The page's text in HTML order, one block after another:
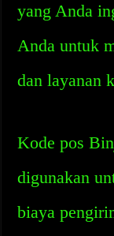
yang Anda
Anda untuk
dan layanan
Kode pos
digunakan
biaya